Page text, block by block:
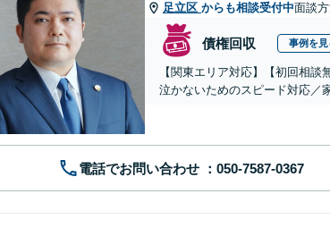
足立区 からも相談受付中面談
債権回収 事例を
【関東エリア対応】【初回相
泣かないためのスピード対応／
電話でお問い合わせ